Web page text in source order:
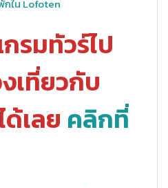
ใน Lofoten
รมทัวร์ไป
เที่ยวกับ
ด้เลย คลิกที่